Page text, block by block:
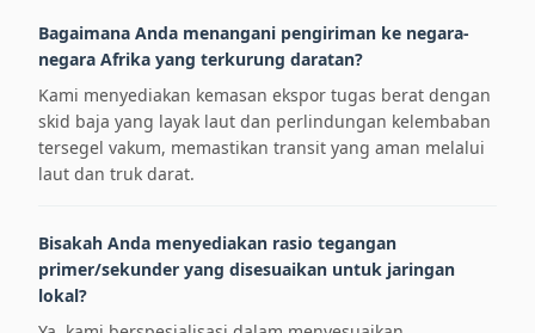
Bagaimana Anda menangani pengiriman ke negara-
negara Afrika yang terkurung daratan?
Kami menyediakan kemasan ekspor tugas berat dengan
skid baja yang layak laut dan perlindungan kelembaban
tersegel vakum, memastikan transit yang aman melalui
laut dan truk darat.
Bisakah Anda menyediakan rasio tegangan
primer/sekunder yang disesuaikan untuk jaringan
lokal?